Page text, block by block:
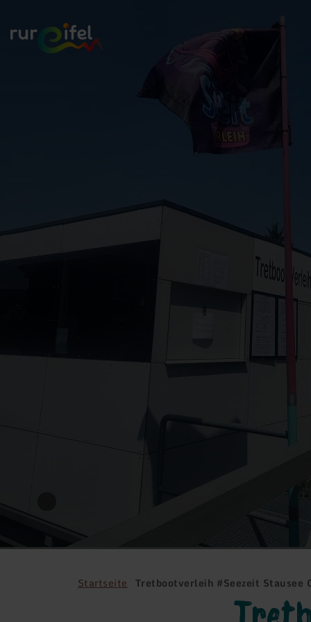
Zurück
zur
Startseite Tretbootverleih #Seezeit Stausee